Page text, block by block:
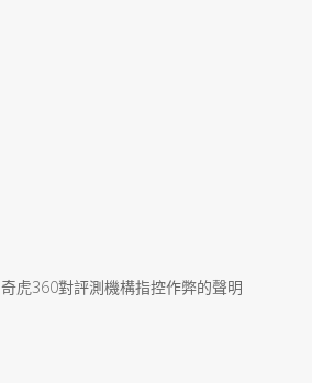
奇虎360對評測機構指控作弊的聲明